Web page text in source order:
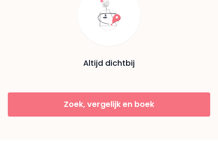
Altijd dichtbij
Zoek, vergelijk en boek